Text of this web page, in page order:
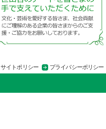
サイトポリシー プライバシーポリシー